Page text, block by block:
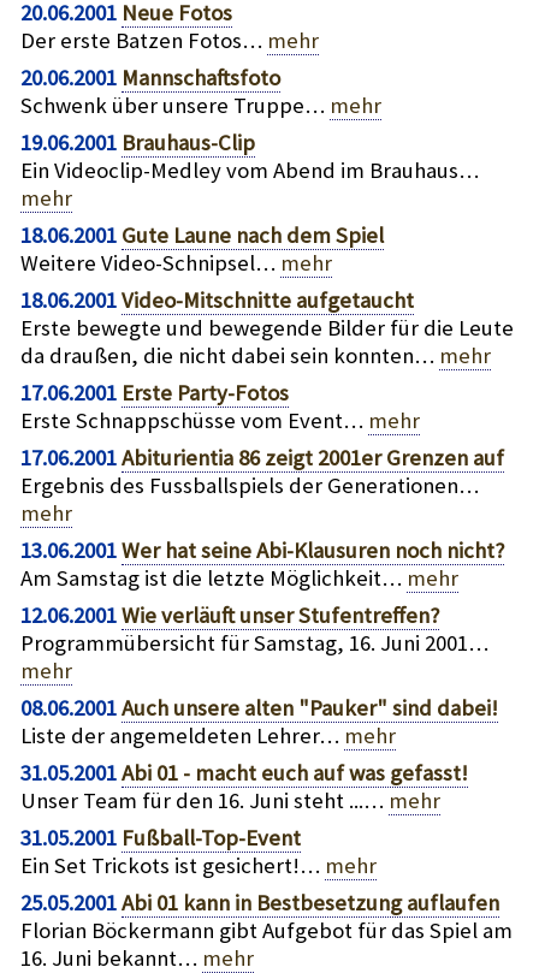
20.06.2001 Neue Fotos
Der erste Batzen Fotos… mehr
20.06.2001 Mannschaftsfoto
Schwenk über unsere Truppe… mehr
19.06.2001 Brauhaus-Clip
Ein Videoclip-Medley vom Abend im Brauhaus…
mehr
18.06.2001 Gute Laune nach dem Spiel
Weitere Video-Schnipsel… mehr
18.06.2001Video-Mitschnitte aufgetaucht
Erste bewegte und bewegende Bilder für die Leute
da draußen, die nicht dabei sein konnten… mehr
17.06.2001 Erste Party-Fotos
Erste Schnappschüsse vom Event… mehr
17.06.2001Abiturientia 86 zeigt 2001er Grenzen auf
Ergebnis des Fussballspiels der Generationen…
mehr
13.06.2001Wer hat seine Abi-Klausuren noch nicht?
Am Samstag ist die letzte Möglichkeit… mehr
12.06.2001Wie verläuft unser Stufentreffen?
Programmübersicht für Samstag, 16. Juni 2001…
mehr
08.06.2001Auch unsere alten "Pauker" sind dabei!
Liste der angemeldeten Lehrer… mehr
31.05.2001Abi 01 - macht euch auf was gefasst!
Unser Team für den 16. Juni steht ...… mehr
31.05.2001 Fußball-Top-Event
Ein Set Trickots ist gesichert!… mehr
25.05.2001Abi 01 kann in Bestbesetzung auflaufen
Florian Böckermann gibt Aufgebot für das Spiel am
16. Juni bekannt… mehr